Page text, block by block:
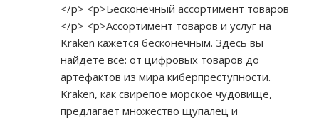
</p> <p>Бесконечный ассортимент товаров
</p> <p>Ассортимент товаров и услуг на
Kraken кажется бесконечным. Здесь вы
найдете всё: от цифровых товаров до
артефактов из мира киберпреступности.
Kraken, как свирепое морское чудовище,
предлагает множество щупалец и